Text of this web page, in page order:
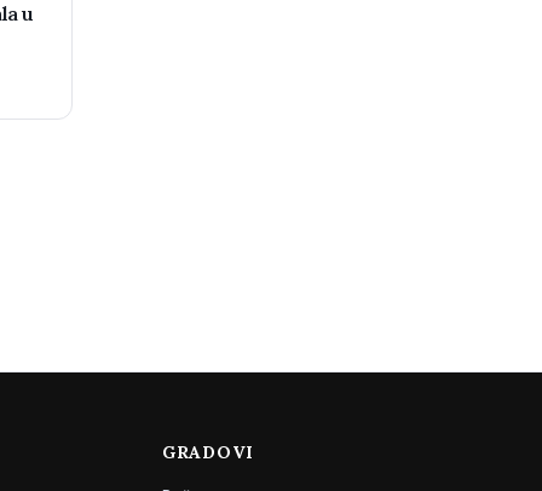
u
GRADOVI